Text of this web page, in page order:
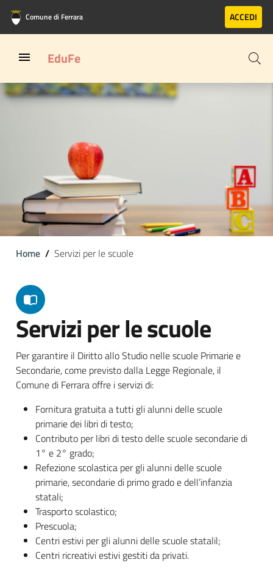
Vai al contenuto principale
Vai al footer
Comune di Ferrara ACCEDI
EduFe
Home Servizi per le scuole
Servizi per le scuole
Per garantire il Diritto allo Studio nelle scuole Primarie e
Secondarie, come previsto dalla Legge Regionale, il
Comune di Ferrara offre i servizi di:
Fornitura gratuita a tutti gli alunni delle scuole
primarie dei libri di testo;
Contributo per libri di testo delle scuole secondarie di
1° e 2° grado;
Refezione scolastica per gli alunni delle scuole
primarie, secondarie di primo grado e dell’infanzia
statali;
Trasporto scolastico;
Prescuola;
Centri estivi per gli alunni delle scuole statalil;
Centri ricreativi estivi gestiti da privati.